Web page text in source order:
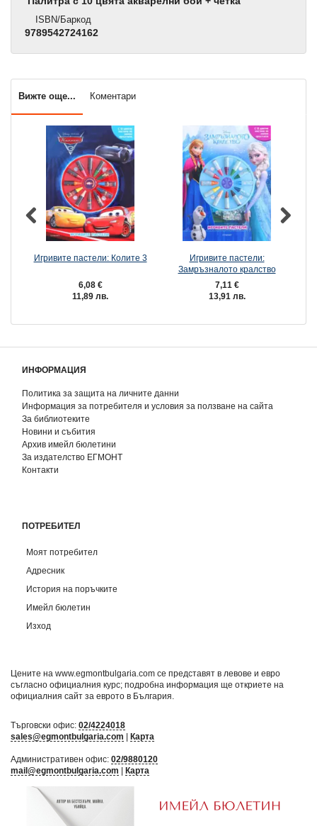
ISBN/Баркод
9789542724162
Вижте още... Коментари
Игривите пастели: Колите 3
6,08 €
11,89 лв.
Игривите пастели:
Замръзналото кралство
7,11 €
13,91 лв.
ИНФОРМАЦИЯ
Политика за защита на личните данни
Информация за потребителя и условия за ползване на сайта
За библиотеките
Новини и събития
Архив имейл бюлетини
За издателство ЕГМОНТ
Контакти
ПОТРЕБИТЕЛ
Моят потребител
Адресник
История на поръчките
Имейл бюлетин
Изход
Цените на www.egmontbulgaria.com се представят в левове и евро
съгласно официалния курс; подробна информация ще откриете на
официалния сайт за еврото в България
Търговски офис: 02/4224018
sales@egmontbulgaria.com
Карта
Административен офис: 02/9880120
mail@egmontbulgaria.com
Карта